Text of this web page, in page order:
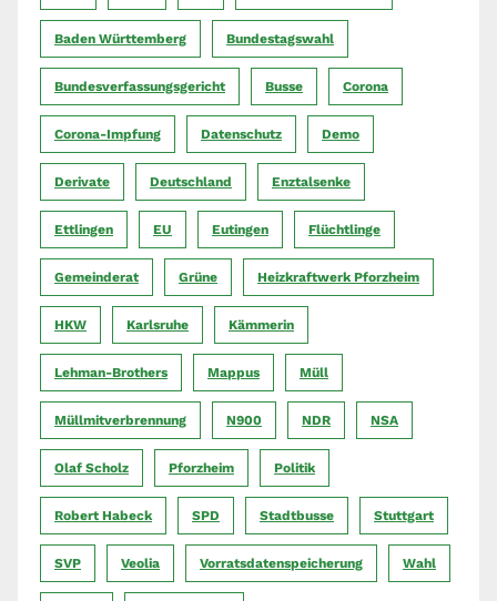
Baden Württemberg Bundestagswahl
Bundesverfassungsgericht Busse Corona
Corona-Impfung Datenschutz Demo
Derivate Deutschland Enztalsenke
Ettlingen EU Eutingen Flüchtlinge
Gemeinderat Grüne Heizkraftwerk Pforzheim
HKW Karlsruhe Kämmerin
Lehman-Brothers Mappus Müll
Müllmitverbrennung N900 NDR NSA
Olaf Scholz Pforzheim Politik
Robert Habeck SPD Stadtbusse Stuttgart
SVP Veolia Vorratsdatenspeicherung Wahl